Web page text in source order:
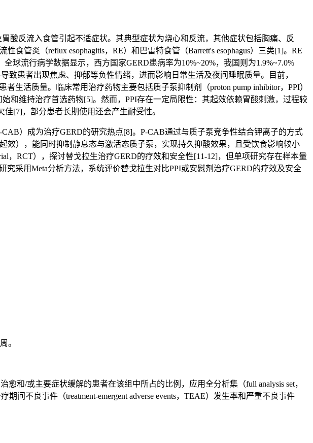
胃酸反流入食管引起不适症状。其典型症状为烧心和反流，其他症状包括胸痛、反
食管炎（reflux esophagitis，RE）和巴雷特食管（Barrett's esophagus）三类[1]。RE
流行病学数据显示，西方国家GERD患病率为10%~20%，我国则为1.9%~7.0%
患者出现焦虑、抑郁等负性情绪，进而影响日常生活及夜间睡眠质量。目前，
生活质量。临床常用治疗药物主要包括质子泵抑制剂（proton pump inhibitor，PPI）
和维持治疗首选药物[5]。然而，PPI存在一定局限性：其起效依赖胃酸刺激，过程较
[7]，部分患者长期使用还会产生耐受性。
CAB）成为治疗GERD的研究热点[8]。P-CAB通过与质子泵竞争性结合钾离子的方式
效），能同时抑制静息态与激活态质子泵，实现持久抑酸效果，且受饮食影响较小
，RCT），探讨替戈拉生治疗GERD的疗效和安全性[11-12]，但单项研究存在样本量
采用Meta分析方法，系统评价替戈拉生对比PPI或安慰剂治疗GERD的疗效及安全
。
/或主要症状缓解的患者在该组中所占的比例，应用全分析集（full analysis set，
间不良事件（treatment-emergent adverse events，TEAE）发生率和严重不良事件